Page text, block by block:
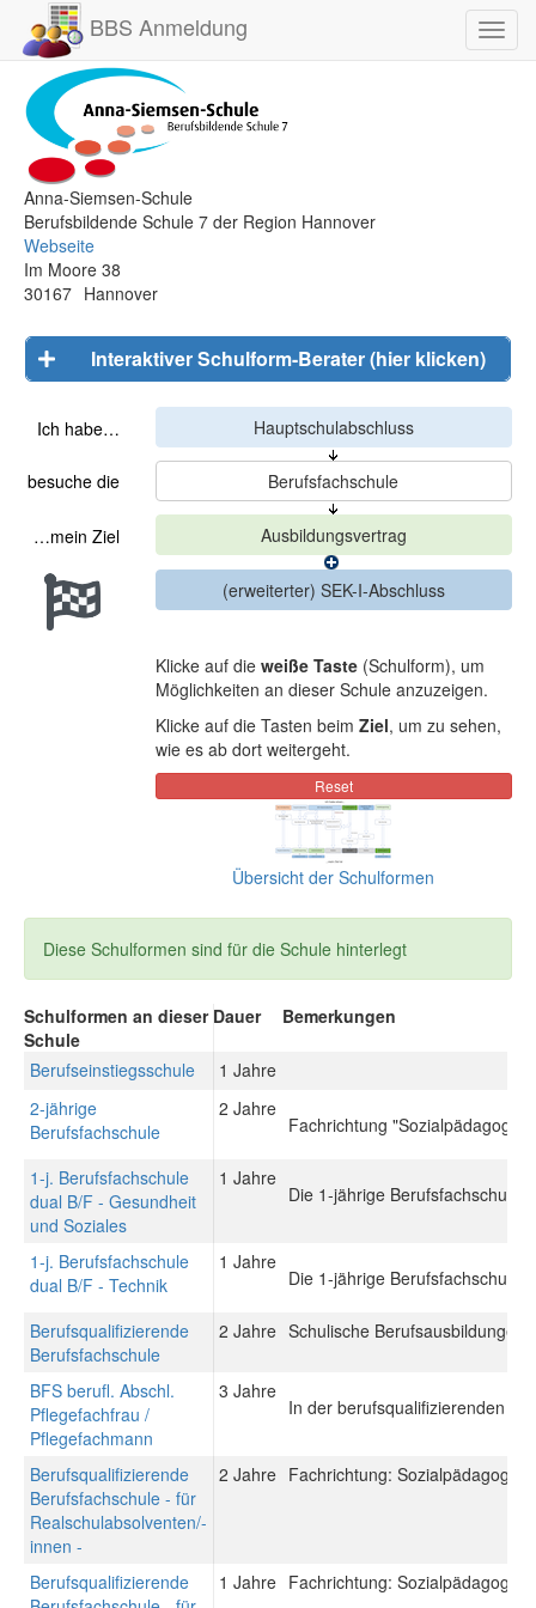
BBS Anmeldung
Anna-Siemsen-Schule
Berufsbildende Schule 7 der Region Hannover
Webseite
Im Moore 38
30167 Hannover
Interaktiver Schulform-Berater (hier klicken)
Ich habe…
besuche die
…mein Ziel
Klicke auf die weiße Taste(Schulform), um
Möglichkeiten an dieser Schule anzuzeigen.
Klicke auf die Tasten beim Ziel, um zu sehen,
wie es ab dort weitergeht.
Übersicht der Schulformen
Diese Schulformen sind für die Schule hinterlegt
Schulformen an dieser
Schule
Dauer Bemerkungen
Berufseinstiegsschule
1 Jahre
2-jährige
Berufsfachschule
2 Jahre
Fachrichtung "Sozialpädagogik"
1-j. Berufsfachschule
dual B/F - Gesundheit
und Soziales
1 Jahre
Die 1-jährige Berufsfachschule
1-j. Berufsfachschule
dual B/F - Technik
1 Jahre
Die 1-jährige Berufsfachschule
Berufsqualifizierende
Berufsfachschule
2 Jahre Schulische
BFS berufl. Abschl.
Pflegefachfrau /
Pflegefachmann
3 Jahre
In der berufsqualifizierenden
Berufsqualifizierende
Berufsfachschule - für
Realschulabsolventen/-
innen -
2 Jahre Fachrichtung:
Berufsqualifizierende
1 Jahre Fachrichtung: